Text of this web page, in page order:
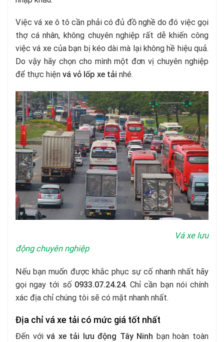
Việc vá xe ô tô cần phải có đủ đồ nghề do đó việc gọi
thợ cá nhân, không chuyên nghiệp rất dễ khiến công
việc vá xe của bạn bị kéo dài mà lại không hề hiệu quả.
Do vậy hãy chọn cho mình một đơn vị chuyên nghiệp
để thực hiện vá vỏ lốp xe tải nhé.
Vá xe lưu
động chuyên nghiệp
Nếu bạn muốn được khắc phục sự cố nhanh nhất hãy
gọi ngay tới số 0933.07.24.24. Chỉ cần bạn nói chính
xác địa chỉ chúng tôi sẽ có mặt nhanh nhất.
Địa chỉ vá xe tải có mức giá tốt nhất
Đến vớivá xe tải lưu động Tây Ninh bạn hoàn toàn